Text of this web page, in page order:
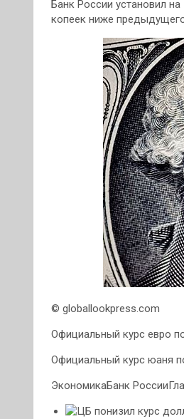
Банк России установил
копеек ниже
© globallookpress.com
Официальный курс евро
Официальный курс юаня
ЭкономикаБанк